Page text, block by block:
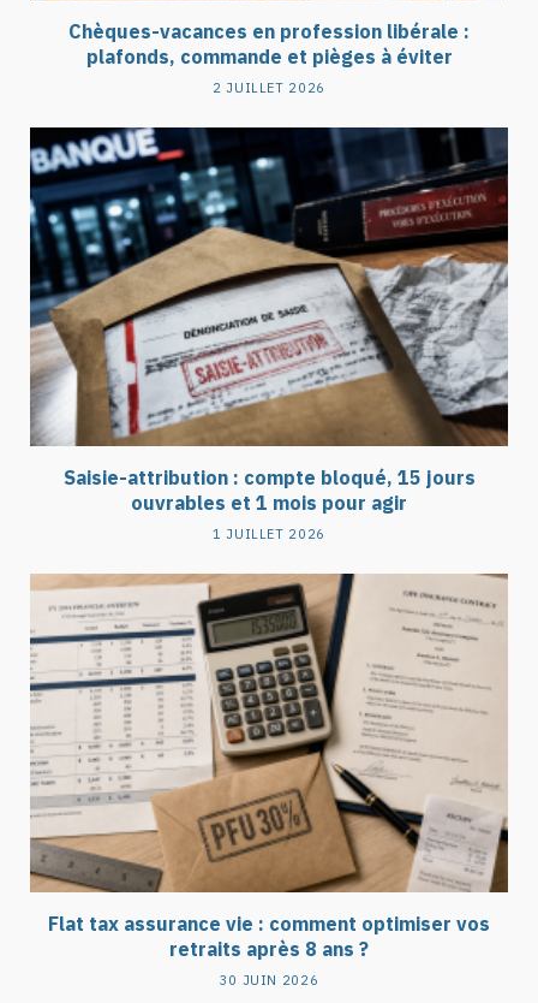
Chèques-vacances en profession libérale :
plafonds, commande et pièges à éviter
2 JUILLET 2026
Saisie-attribution : compte bloqué, 15 jours
ouvrables et 1 mois pour agir
1 JUILLET 2026
Flat tax assurance vie : comment optimiser vos
retraits après 8 ans ?
30 JUIN 2026